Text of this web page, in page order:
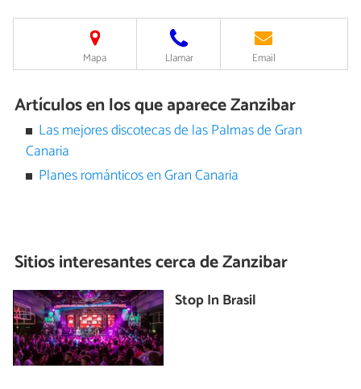
Mapa Llamar Email
Artículos en los que aparece Zanzibar
Las mejores discotecas de las Palmas de Gran
Canaria
Planes románticos en Gran Canaria
Sitios interesantes cerca deZanzibar
Stop In Brasil